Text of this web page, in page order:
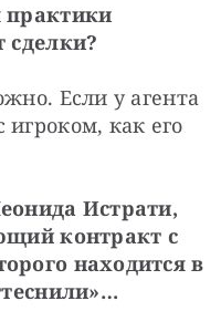
практики
сделки?
Если у агента
как его
Истрати,
контракт с
находится в